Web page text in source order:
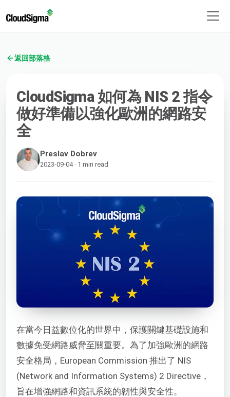
返回部落格
CloudSigma 如何為 NIS 2 指令
做好準備以強化歐洲的網路安
全
Preslav Dobrev
2023-09-04 · 1 min read
在當今日益數位化的世界中，保護關鍵基礎設施和
數據免受網路威脅至關重要。為了加強歐洲的網路
安全格局，European Commission 推出了 NIS
(Network and Information Systems) 2 Directive，
旨在增強網路和資訊系統的韌性與安全性。